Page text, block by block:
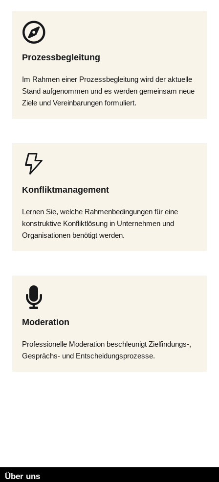
Prozessbegleitung
Im Rahmen einer Prozessbegleitung wird der aktuelle
Stand aufgenommen und es werden gemeinsam neue
Ziele und Vereinbarungen formuliert.
Konfliktmanagement
Lernen Sie, welche Rahmenbedingungen für eine
konstruktive Konfliktlösung in Unternehmen und
Organisationen benötigt werden.
Moderation
Professionelle Moderation beschleunigt Zielfindungs-,
Gesprächs- und Entscheidungs­prozesse.
Über uns